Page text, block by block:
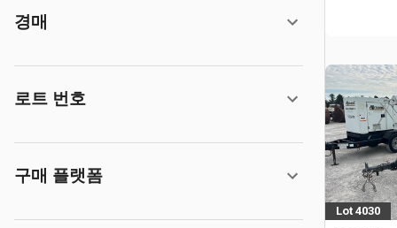
경매
로트 번호
구매 플랫폼
Lot 4030